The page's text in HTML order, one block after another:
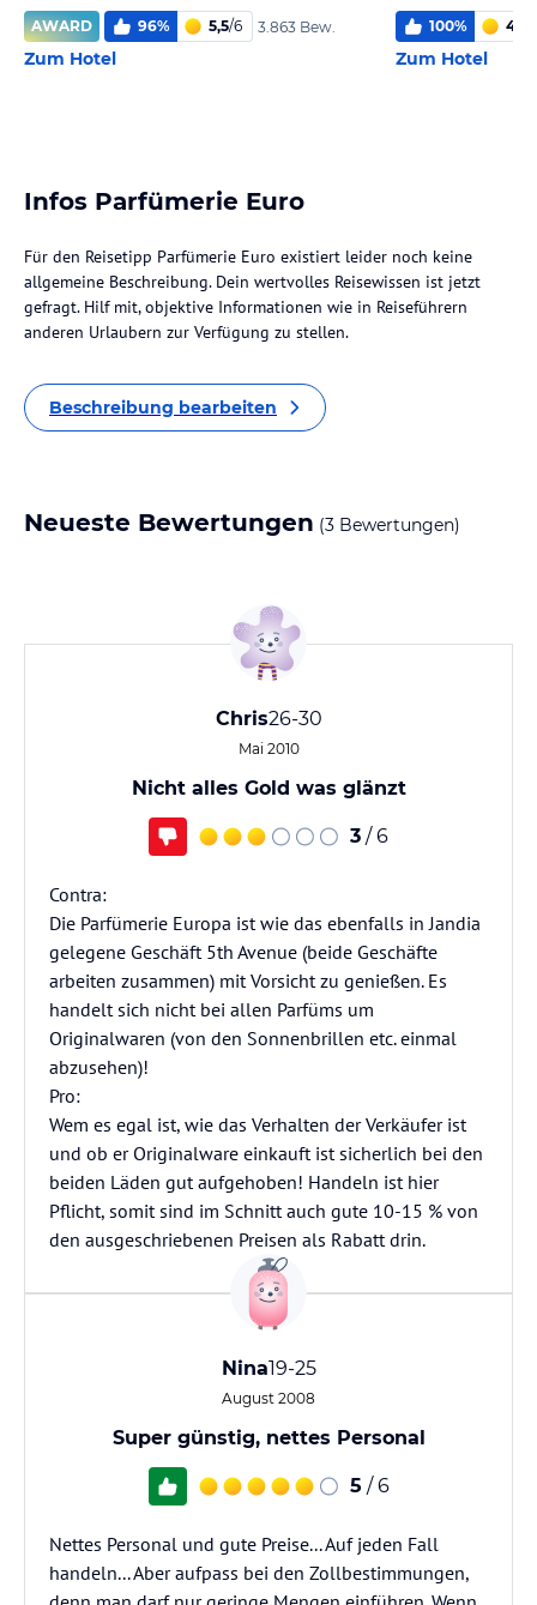
AWARD
96% 5,5/6 3.863 Bew.
Zum Hotel
100% 4,0
Zum Hotel
Infos Parfümerie Euro
Für den Reisetipp Parfümerie Euro existiert leider noch keine
allgemeine Beschreibung. Dein wertvolles Reisewissen ist jetzt
gefragt. Hilf mit, objektive Informationen wie in Reiseführern
anderen Urlaubern zur Verfügung zu stellen.
Beschreibung bearbeiten
Neueste Bewertungen (3 Bewertungen)
Chris26-30
Mai 2010
Nicht alles Gold was glänzt
3 / 6
Contra:
Die Parfümerie Europa ist wie das ebenfalls in Jandia
gelegene Geschäft 5th Avenue (beide Geschäfte
arbeiten zusammen) mit Vorsicht zu genießen. Es
handelt sich nicht bei allen Parfüms um
Originalwaren (von den Sonnenbrillen etc. einmal
abzusehen)!
Pro:
Wem es egal ist, wie das Verhalten der Verkäufer ist
und ob er Originalware einkauft ist sicherlich bei den
beiden Läden gut aufgehoben! Handeln ist hier
Pflicht, somit sind im Schnitt auch gute 10-15 % von
den ausgeschriebenen Preisen als Rabatt drin.
Nina19-25
August 2008
Super günstig, nettes Personal
5 / 6
Nettes Personal und gute Preise... Auf jeden Fall
handeln... Aber aufpass bei den Zollbestimmungen,